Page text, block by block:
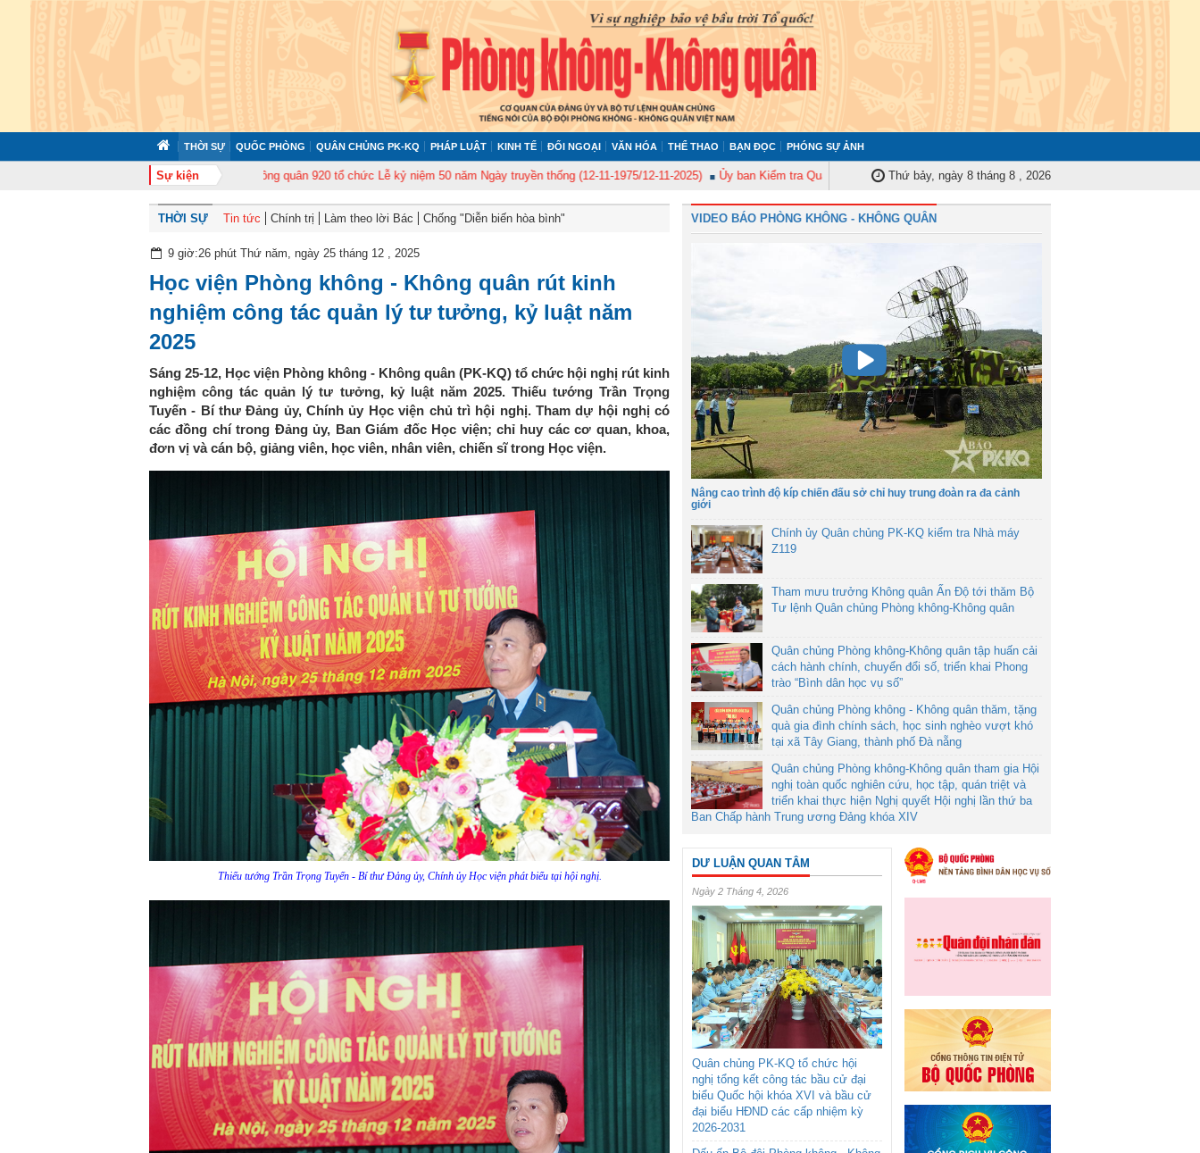
THỜI SỰ QUỐC PHÒNG QUÂN CHỦNG PK-KQ PHÁP LUẬT KINH TẾ ĐỐI NGOẠI VĂN HÓA THỂ THAO BẠN ĐỌC PHÓNG SỰ ẢNH
Sự kiện
Trung đoàn Không quân 920 tổ chức Lễ kỷ niệm 50 năm Ngày truyền thống (12-11-1975/12-11-2025) Ủy ban Kiểm tra Quân ủy Trung ương tập huấn nghiệp vụ công tác kiểm tra, giám sát năm 2025
Thứ bảy, ngày 8 tháng 8 , 2026
THỜI SỰ Tin tức Chính trị Làm theo lời Bác Chống "Diễn biến hòa bình"
9 giờ:26 phút Thứ năm, ngày 25 tháng 12 , 2025
Học viện Phòng không - Không quân rút kinh
nghiệm công tác quản lý tư tưởng, kỷ luật năm
2025
Sáng 25-12, Học viện Phòng không - Không quân (PK-KQ) tổ chức hội nghị rút kinh
nghiệm công tác quản lý tư tưởng, kỷ luật năm 2025. Thiếu tướng Trần Trọng
Tuyến - Bí thư Đảng ủy, Chính ủy Học viện chủ trì hội nghị. Tham dự hội nghị có
các đồng chí trong Đảng ủy, Ban Giám đốc Học viện; chỉ huy các cơ quan, khoa,
đơn vị và cán bộ, giảng viên, học viên, nhân viên, chiến sĩ trong Học viện.
Thiếu tướng Trần Trọng Tuyến - Bí thư Đảng ủy, Chính ủy Học viện phát biểu tại hội nghị.
VIDEO BÁO PHÒNG KHÔNG - KHÔNG QUÂN
Nâng cao trình độ kíp chiến đấu sở chỉ huy trung đoàn ra đa cảnh
giới
Chính ủy Quân chủng PK-KQ kiểm tra Nhà máy
Z119
Tham mưu trưởng Không quân Ấn Độ tới thăm Bộ
Tư lệnh Quân chủng Phòng không-Không quân
Quân chủng Phòng không-Không quân tập huấn cải
cách hành chính, chuyển đổi số, triển khai Phong
trào “Bình dân học vụ số”
Quân chủng Phòng không - Không quân thăm, tặng
quà gia đình chính sách, học sinh nghèo vượt khó
tại xã Tây Giang, thành phố Đà nẵng
Quân chủng Phòng không-Không quân tham gia Hội
nghị toàn quốc nghiên cứu, học tập, quán triệt và
triển khai thực hiện Nghị quyết Hội nghị lần thứ ba
Ban Chấp hành Trung ương Đảng khóa XIV
DƯ LUẬN QUAN TÂM
Ngày 2 Tháng 4, 2026
Quân chủng PK-KQ tổ chức hội
nghị tổng kết công tác bầu cử đại
biểu Quốc hội khóa XVI và bầu cử
đại biểu HĐND các cấp nhiệm kỳ
2026-2031